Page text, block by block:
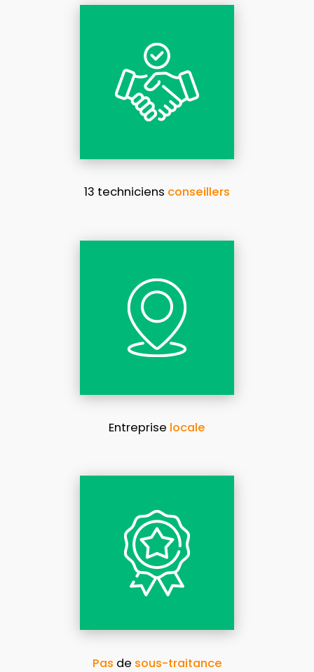
13 techniciens conseillers
Entreprise locale
Pas de sous-traitance